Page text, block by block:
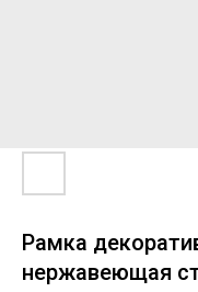
Рамка
нержавеющая